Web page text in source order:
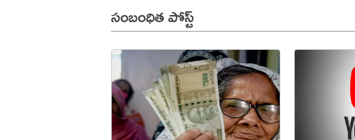
సంబంధిత పోస్ట్